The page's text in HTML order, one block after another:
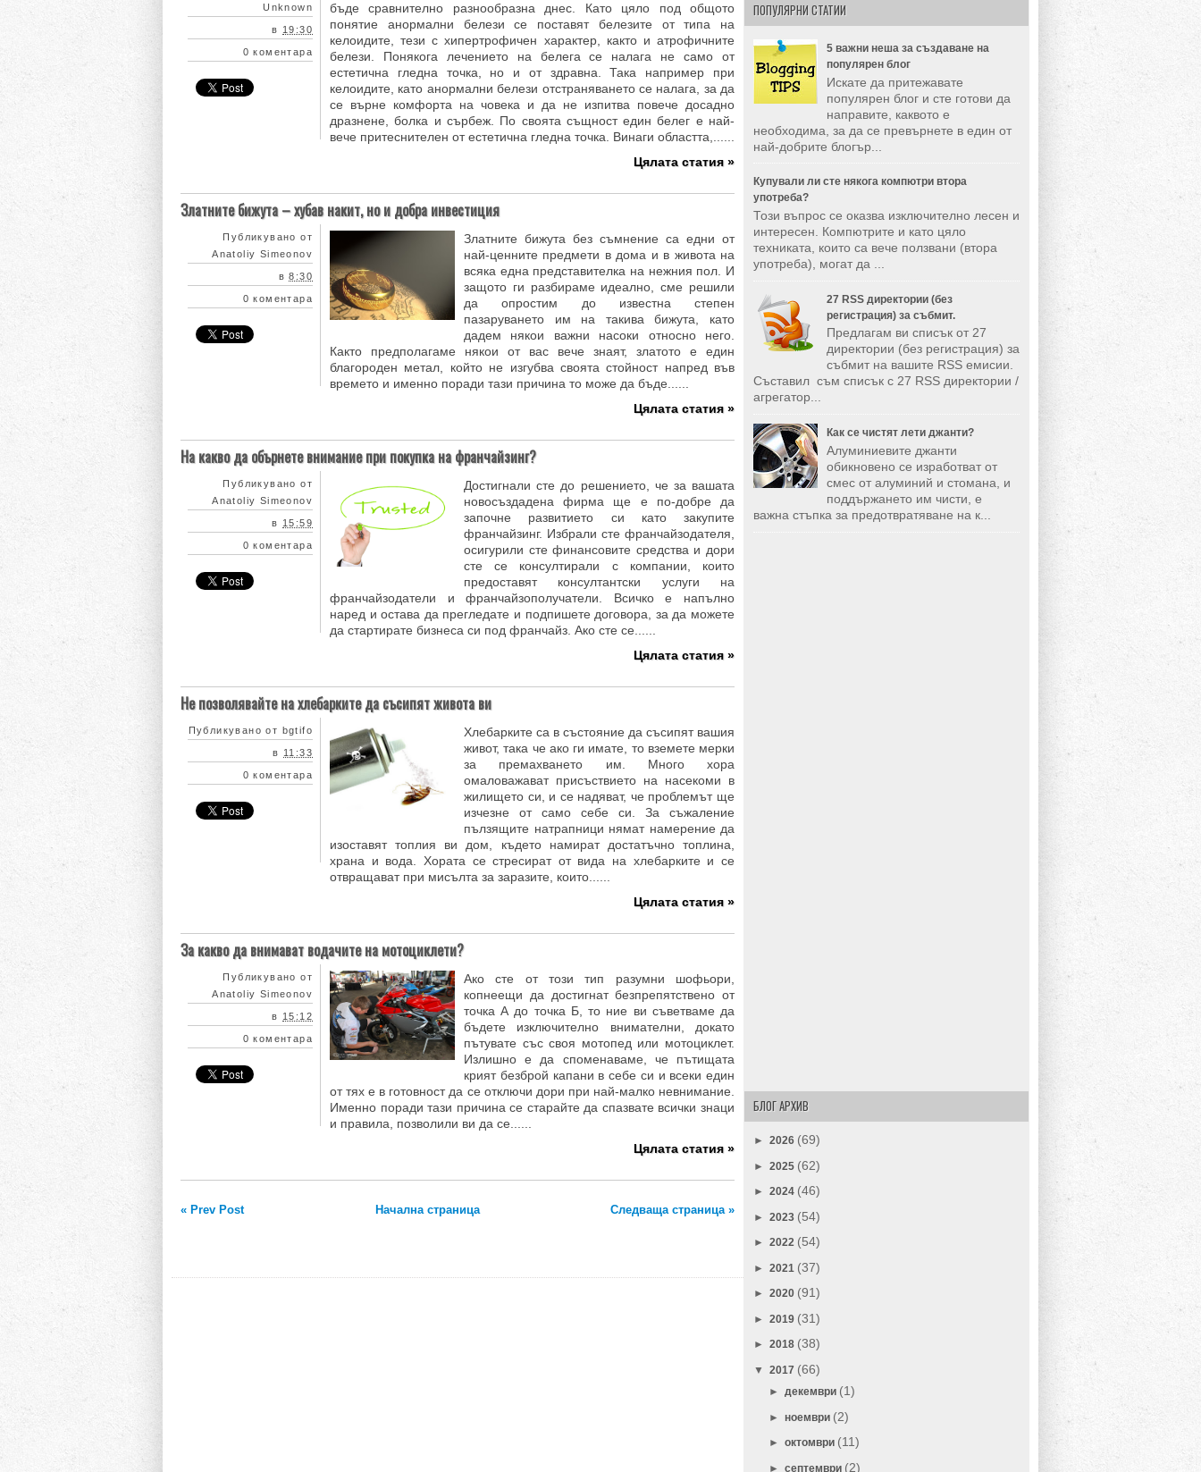
бъде сравнително разнообразна днес. Като цяло под общото
понятие анормални белези се поставят белезите от типа на
келоидите, тези с хипертрофичен характер, както и атрофичните
белези. Понякога лечението на белега се налага не само от
естетична гледна точка, но и от здравна. Така например при
келоидите, като анормални белези отстраняването се налага, за да
се върне комфорта на човека и да не изпитва повече досадно
дразнене, болка и сърбеж. По своята същност един белег е най-
вече притеснителен от естетична гледна точка. Винаги областта,......
Цялата статия »
Unknown
в 19:30
0 коментара
Златните бижута – хубав накит, но и добра инвестиция
Златните бижута без съмнение са едни от
най-ценните предмети в дома и в живота на
всяка една представителка на нежния пол. И
защото ги разбираме идеално, сме решили
да опростим до известна степен
пазаруването им на такива бижута, като
дадем някои важни насоки относно него.
Както предполагаме някои от вас вече знаят, златото е един
благороден метал, който не изгубва своята стойност напред във
времето и именно поради тази причина то може да бъде......
Цялата статия »
Публикувано от
Anatoliy Simeonov
в8:30
0 коментара
На какво да обърнете внимание при покупка на франчайзинг?
Достигнали сте до решението, че за вашата
новосъздадена фирма ще е по-добре да
започне развитието си като закупите
франчайзинг. Избрали сте франчайзодателя,
осигурили сте финансовите средства и дори
сте се консултирали с компании, които
предоставят консултантски услуги на
франчайзодатели и франчайзополучатели. Всичко е напълно
наред и остава да прегледате и подпишете договора, за да можете
да стартирате бизнеса си под франчайз. Ако сте се......
Цялата статия »
Публикувано от
Anatoliy Simeonov
в 15:59
0 коментара
Не позволявайте на хлебарките да съсипят живота ви
Хлебарките са в състояние да съсипят вашия
живот, така че ако ги имате, то вземете мерки
за премахването им. Много хора
омаловажават присъствието на насекоми в
жилището си, и се надяват, че проблемът ще
изчезне от само себе си. За съжаление
пълзящите натрапници нямат намерение да
изоставят топлия ви дом, където намират достатъчно топлина,
храна и вода. Хората се стресират от вида на хлебарките и се
отвращават при мисълта за заразите, които......
Цялата статия »
Публикувано от bgtifo
в 11:33
0 коментара
За какво да внимават водачите на мотоциклети?
Ако сте от този тип разумни шофьори,
копнеещи да достигнат безпрепятствено от
точка А до точка Б, то ние ви съветваме да
бъдете изключително внимателни, докато
пътувате със своя мотопед или мотоциклет.
Излишно е да споменаваме, че пътищата
крият безброй капани в себе си и всеки един
от тях е в готовност да се отключи дори при най-малко невнимание.
Именно поради тази причина се старайте да спазвате всички знаци
и правила, позволили ви да се......
Цялата статия »
Публикувано от
Anatoliy Simeonov
в 15:12
0 коментара
« Prev Post Следваща страница »
Начална страница
ПОПУЛЯРНИ СТАТИИ
5 важни неша за създаване на
популярен блог
Искате да притежавате
популярен блог и сте готови да
направите, каквото е
необходима, за да се превърнете в един от
най-добрите блогър...
Купували ли сте някога компютри втора
употреба?
Този въпрос се оказва изключително лесен и
интересен. Компютрите и като цяло
техниката, които са вече ползвани (втора
употреба), могат да ...
27 RSS директории (без
регистрация) за събмит.
Предлагам ви списък от 27
директории (без регистрация) за
събмит на вашите RSS емисии.
Съставил съм списък с 27 RSS директории /
агрегатор...
Как се чистят лети джанти?
Алуминиевите джанти
обикновено се изработват от
смес от алуминий и стомана, и
поддържането им чисти, е
важна стъпка за предотвратяване на к...
БЛОГ АРХИВ
► 2026 (69)
► 2025 (62)
► 2024 (46)
► 2023 (54)
► 2022 (54)
► 2021 (37)
► 2020 (91)
► 2019 (31)
► 2018 (38)
▼ 2017 (66)
► декември (1)
► ноември (2)
► октомври (11)
► септември (2)